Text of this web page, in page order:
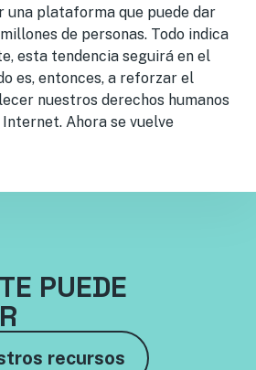
una plataforma que puede dar
de personas. Todo indica
esta tendencia seguirá en el
es, entonces, a reforzar el
nuestros derechos humanos
Ahora se vuelve
TE PUEDE
recursos